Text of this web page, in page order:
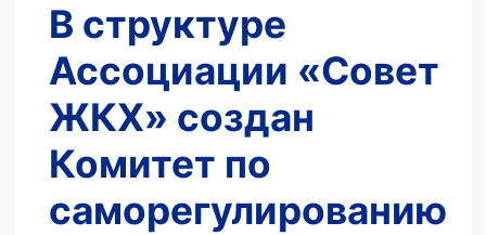
В структуре
Ассоциации «Совет
ЖКХ» создан
Комитет по
саморегулированию